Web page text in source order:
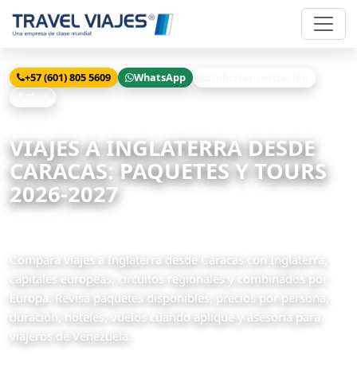
+57 (601) 805 5609 WhatsApp
VIAJES A INGLATERRA DESDE
CARACAS: PAQUETES Y TOURS
2026-2027
Compara viajes a Inglaterra desde Caracas con Inglaterra,
capitales europeas, circuitos regionales y combinados por
Europa. Revisa paquetes disponibles, precios por persona,
duración, hoteles, vuelos cuando aplique y asesoría para
viajeros de Venezuela.